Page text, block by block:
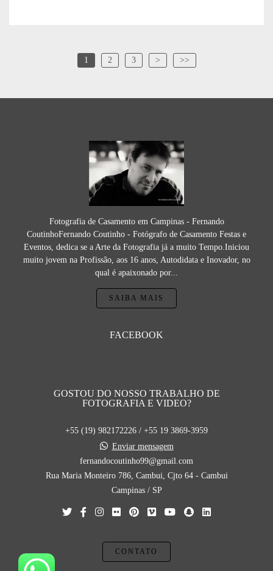
1 2 3 > >>
Fotografia de Casamento em Campinas - Fernando
CoutinhoFernando Coutinho - Fotógrafo de Casamento Festas e
Eventos, dedica se a Arte da Fotografia já a muito Tempo.Iniciou
muito jovem na Profissão, aos 16 anos, Autodidata e Inovador, no
qual é apaixonado por...
SAIBA MAIS
FACEBOOK
GOSTOU DO NOSSO TRABALHO DE
FOTOGRAFIA E VIDEO?
+55 (19) 982172226 / +55 19 3869-3959
Enviar mensagem
fernandocoutinho99@gmail.com
Rua Maria Monteiro 786, Cambui, Cjto 64 - Cambui
Campinas / SP
CONTATO